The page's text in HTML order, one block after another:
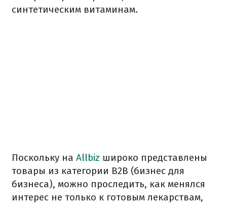
синтетическим витаминам.
Поскольку на Allbiz широко представлены
товары из категории В2В (бизнес для
бизнеса), можно проследить, как менялся
интерес не только к готовым лекарствам,